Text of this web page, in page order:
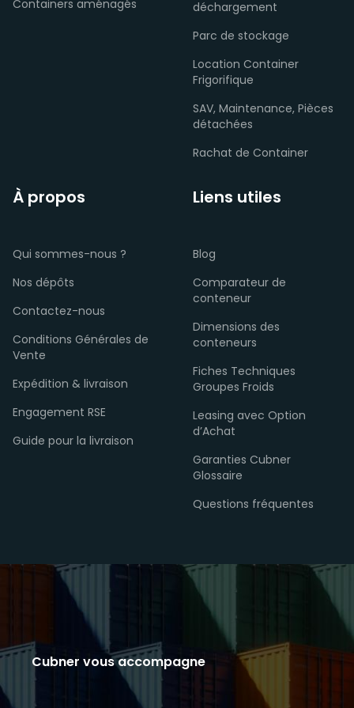
Cubner vous accompagne
Containers aménagés
déchargement
Parc de stockage
Location Container
Frigorifique
SAV, Maintenance, Pièces
détachées
Rachat de Container
À propos
Qui sommes-nous ?
Nos dépôts
Contactez-nous
Conditions Générales de
Vente
Expédition & livraison
Engagement RSE
Guide pour la livraison
Liens utiles
Blog
Comparateur de
conteneur
Dimensions des
conteneurs
Fiches Techniques
Groupes Froids
Leasing avec Option
d’Achat
Garanties Cubner
Glossaire
Questions fréquentes